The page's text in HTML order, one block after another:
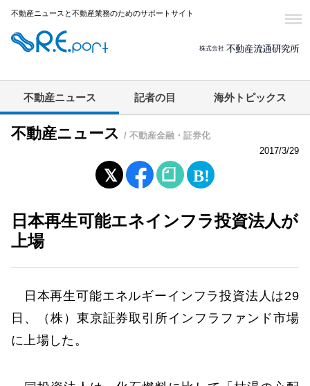
不動産ニュースと不動産業務のためのサポートサイト
不動産ニュース 記者の目 海外トピックス
不動産ニュース / 不動産金融・証券化
2017/3/29
日本再生可能エネインフラ投資法人が
上場
日本再生可能エネルギーインフラ投資法人は29
日、（株）東京証券取引所インフラファンド市場
に上場した。